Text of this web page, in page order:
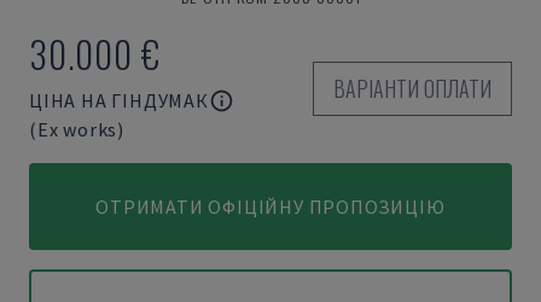
30.000 €
ЦІНА НА ГІНДУМАК
(Ex works)
ВАРІАНТИ ОПЛАТИ
ОТРИМАТИ ОФІЦІЙНУ ПРОПОЗИЦІЮ